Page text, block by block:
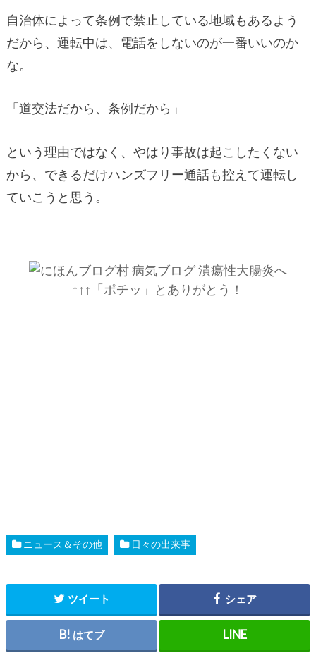
自治体によって条例で禁止している地域もあるよう
だから、運転中は、電話をしないのが一番いいのか
な。
「道交法だから、条例だから」
という理由ではなく、やはり事故は起こしたくない
から、できるだけハンズフリー通話も控えて運転し
ていこうと思う。
↑↑↑「ポチッ」とありがとう！
ニュース＆その他 日々の出来事
ツイート シェア
はてブ